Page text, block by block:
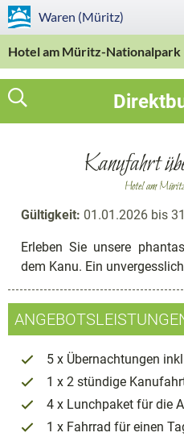
Waren (Müritz)
Hotel am Müritz-Nationalpark
Kanufahrt
Hotel am
Gültigkeit: 01.01.2026 bis
Erleben Sie unsere
dem Kanu. Ein
5 x Übernachtungen
1 x 2 stündige
4 x Lunchpaket für die
1 x Fahrrad für einen